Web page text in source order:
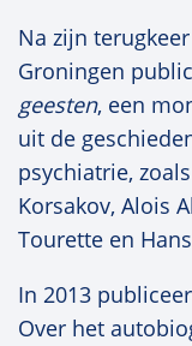
Na zijn
Groningen
geesten, een
uit de
psychiatrie,
Korsakov, Alois
Tourette en
In 2013
Over het